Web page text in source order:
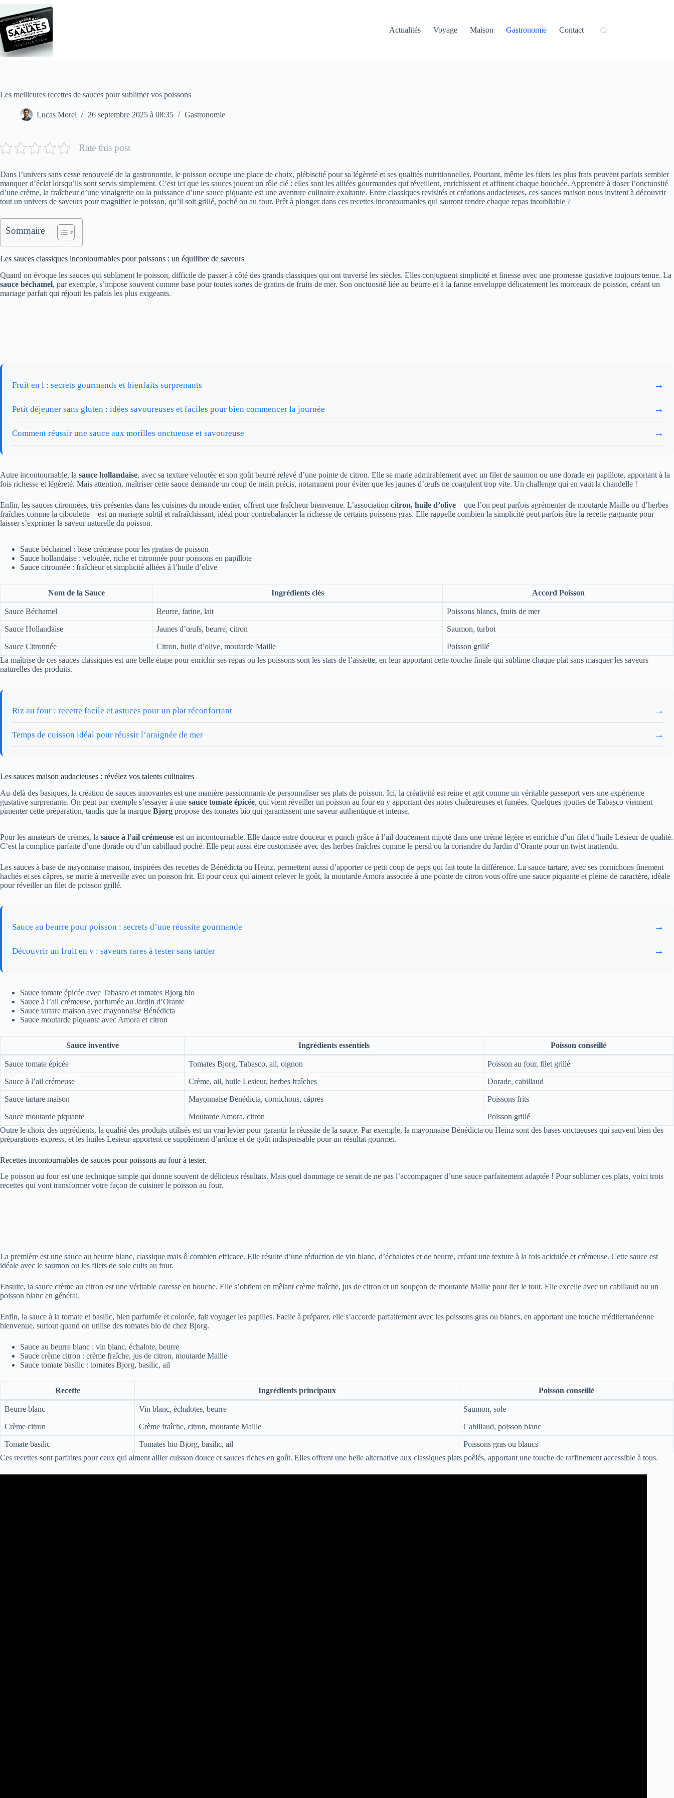
contenu
Actualités
Voyage Maison Gastronomie Contact
Les meilleures recettes de sauces pour sublimer vos poissons
Lucas Morel 26 septembre 2025 à 08:35 Gastronomie
Rate this post
Dans l’univers sans cesse renouvelé de la gastronomie, le poisson occupe une place de choix, plébiscité pour sa légèreté et ses qualités nutritionnelles. Pourtant, même les filets les plus frais peuvent parfois sembler
manquer d’éclat lorsqu’ils sont servis simplement. C’est ici que les sauces jouent un rôle clé : elles sont les alliées gourmandes qui réveillent, enrichissent et affinent chaque bouchée. Apprendre à doser l’onctuosité
d’une crème, la fraîcheur d’une vinaigrette ou la puissance d’une sauce piquante est une aventure culinaire exaltante. Entre classiques revisités et créations audacieuses, ces sauces maison nous invitent à découvrir
tout un univers de saveurs pour magnifier le poisson, qu’il soit grillé, poché ou au four. Prêt à plonger dans ces recettes incontournables qui sauront rendre chaque repas inoubliable ?
Sommaire
Les sauces classiques incontournables pour poissons : un équilibre de saveurs
Quand on évoque les sauces qui subliment le poisson, difficile de passer à côté des grands classiques qui ont traversé les siècles. Elles conjuguent simplicité et finesse avec une promesse gustative toujours tenue. La
sauce béchamel, par exemple, s’impose souvent comme base pour toutes sortes de gratins de fruits de mer. Son onctuosité liée au beurre et à la farine enveloppe délicatement les morceaux de poisson, créant un
mariage parfait qui réjouit les palais les plus exigeants.
Fruit en l : secrets gourmands et bienfaits surprenants →
Petit déjeuner sans gluten : idées savoureuses et faciles pour bien commencer la journée →
Comment réussir une sauce aux morilles onctueuse et savoureuse →
Autre incontournable, la sauce hollandaise, avec sa texture veloutée et son goût beurré relevé d’une pointe de citron. Elle se marie admirablement avec un filet de saumon ou une dorade en papillote, apportant à la
fois richesse et légèreté. Mais attention, maîtriser cette sauce demande un coup de main précis, notamment pour éviter que les jaunes d’œufs ne coagulent trop vite. Un challenge qui en vaut la chandelle !
Enfin, les sauces citronnées, très présentes dans les cuisines du monde entier, offrent une fraîcheur bienvenue. L’association citron, huile d’olive – que l’on peut parfois agrémenter de moutarde Maille ou d’herbes
fraîches comme la ciboulette – est un mariage subtil et rafraîchissant, idéal pour contrebalancer la richesse de certains poissons gras. Elle rappelle combien la simplicité peut parfois être la recette gagnante pour
laisser s’exprimer la saveur naturelle du poisson.
Sauce béchamel : base crémeuse pour les gratins de poisson
Sauce hollandaise : veloutée, riche et citronnée pour poissons en papillote
Sauce citronnée : fraîcheur et simplicité alliées à l’huile d’olive
Nom de la Sauce Ingrédients clés Accord Poisson
Sauce Béchamel Beurre, farine, lait Poissons blancs, fruits de mer
Sauce Hollandaise Jaunes d’œufs, beurre, citron Saumon, turbot
Sauce Citronnée Citron, huile d’olive, moutarde Maille
Poisson grillé
La maîtrise de ces sauces classiques est une belle étape pour enrichir ses repas où les poissons sont les stars de l’assiette, en leur apportant cette touche finale qui sublime chaque plat sans masquer les saveurs
naturelles des produits.
Riz au four : recette facile et astuces pour un plat réconfortant →
Temps de cuisson idéal pour réussir l’araignée de mer →
Les sauces maison audacieuses : révélez vos talents culinaires
Au-delà des basiques, la création de sauces innovantes est une manière passionnante de personnaliser ses plats de poisson. Ici, la créativité est reine et agit comme un véritable passeport vers une expérience
gustative surprenante. On peut par exemple s’essayer à une sauce tomate épicée, qui vient réveiller un poisson au four en y apportant des notes chaleureuses et fumées. Quelques gouttes de Tabasco viennent
pimenter cette préparation, tandis que la marque Bjorg propose des tomates bio qui garantissent une saveur authentique et intense.
Pour les amateurs de crèmes, la sauce à l’ail crémeuse est un incontournable. Elle dance entre douceur et punch grâce à l’ail doucement mijoté dans une crème légère et enrichie d’un filet d’huile Lesieur de qualité.
C’est la complice parfaite d’une dorade ou d’un cabillaud poché. Elle peut aussi être customisée avec des herbes fraîches comme le persil ou la coriandre du Jardin d’Orante pour un twist inattendu.
Les sauces à base de mayonnaise maison, inspirées des recettes de Bénédicta ou Heinz, permettent aussi d’apporter ce petit coup de peps qui fait toute la différence. La sauce tartare, avec ses cornichons finement
hachés et ses câpres, se marie à merveille avec un poisson frit. Et pour ceux qui aiment relever le goût, la moutarde Amora associée à une pointe de citron vous offre une sauce piquante et pleine de caractère, idéale
pour réveiller un filet de poisson grillé.
Sauce au beurre pour poisson : secrets d’une réussite gourmande →
Découvrir un fruit en v : saveurs rares à tester sans tarder →
Sauce tomate épicée avec Tabasco et tomates Bjorg bio
Sauce à l’ail crémeuse, parfumée au Jardin d’Orante
Sauce tartare maison avec mayonnaise Bénédicta
Sauce moutarde piquante avec Amora et citron
Sauce inventive Ingrédients essentiels Poisson conseillé
Sauce tomate épicée Tomates Bjorg, Tabasco, ail, oignon Poisson au four, filet grillé
Sauce à l’ail crémeuse Crème, ail, huile Lesieur, herbes fraîches Dorade, cabillaud
Sauce tartare maison Mayonnaise Bénédicta, cornichons, câpres Poissons frits
Sauce moutarde piquante Moutarde Amora, citron
Poisson grillé
Outre le choix des ingrédients, la qualité des produits utilisés est un vrai levier pour garantir la réussite de la sauce. Par exemple, la mayonnaise Bénédicta ou Heinz sont des bases onctueuses qui sauvent bien des
préparations express, et les huiles Lesieur apportent ce supplément d’arôme et de goût indispensable pour un résultat gourmet.
Recettes incontournables de sauces pour poissons au four à tester.
Le poisson au four est une technique simple qui donne souvent de délicieux résultats. Mais quel dommage ce serait de ne pas l’accompagner d’une sauce parfaitement adaptée ! Pour sublimer ces plats, voici trois
recettes qui vont transformer votre façon de cuisiner le poisson au four.
La première est une sauce au beurre blanc, classique mais ô combien efficace. Elle résulte d’une réduction de vin blanc, d’échalotes et de beurre, créant une texture à la fois acidulée et crémeuse. Cette sauce est
idéale avec le saumon ou les filets de sole cuits au four.
Ensuite, la sauce crème au citron est une véritable caresse en bouche. Elle s’obtient en mêlant crème fraîche, jus de citron et un soupçon de moutarde Maille pour lier le tout. Elle excelle avec un cabillaud ou un
poisson blanc en général.
Enfin, la sauce à la tomate et basilic, bien parfumée et colorée, fait voyager les papilles. Facile à préparer, elle s’accorde parfaitement avec les poissons gras ou blancs, en apportant une touche méditerranéenne
bienvenue, surtout quand on utilise des tomates bio de chez Bjorg.
Sauce au beurre blanc : vin blanc, échalote, beurre
Sauce crème citron : crème fraîche, jus de citron, moutarde Maille
Sauce tomate basilic : tomates Bjorg, basilic, ail
Recette Ingrédients principaux Poisson conseillé
Beurre blanc Vin blanc, échalotes, beurre Saumon, sole
Crème citron Crème fraîche, citron, moutarde Maille Cabillaud, poisson blanc
Tomate basilic Tomates bio Bjorg, basilic, ail
Poissons gras ou blancs
Ces recettes sont parfaites pour ceux qui aiment allier cuisson douce et sauces riches en goût. Elles offrent une belle alternative aux classiques plats poêlés, apportant une touche de raffinement accessible à tous.